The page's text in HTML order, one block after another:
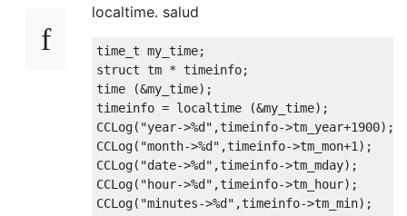
localtime. salud
time_t my_time;
struct tm * timeinfo;
time
(&my_time);
timeinfo = localtime (&my_time);
CCLog( "year->%d" ,timeinfo->tm_year+1900);
CCLog( "month->%d" ,timeinfo->tm_mon+1 );
CCLog( "date->%d" ,timeinfo->tm_mday);
CCLog( "hour->%d" ,timeinfo->tm_hour);
CCLog( "minutes->%d" ,timeinfo->tm_min);